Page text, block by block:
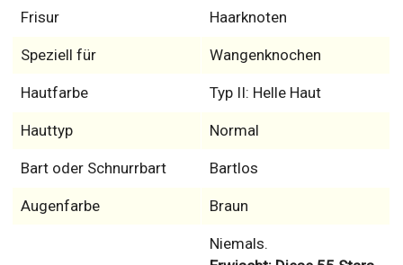
Frisur Haarknoten
Speziell für Wangenknochen
Hautfarbe Typ II: Helle Haut
Hauttyp Normal
Bart oder Schnurrbart Bartlos
Augenfarbe Braun
Niemals.